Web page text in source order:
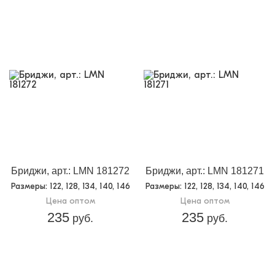
Бриджи, арт.: LMN 181272
Размеры: 122, 128, 134, 140, 146
Цена оптом
235 руб.
Бриджи, арт.: LMN 181271
Размеры: 122, 128, 134, 140, 146
Цена оптом
235 руб.